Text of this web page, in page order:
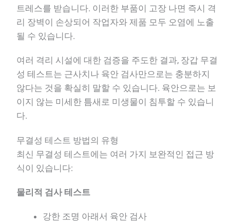
트레스를 받습니다. 이러한 부품이 고장 나면 즉시 격
리 장벽이 손상되어 작업자와 제품 모두 오염에 노출
될 수 있습니다.
여러 격리 시설에 대한 검증을 주도한 결과, 장갑 무결
성 테스트는 근사치나 육안 검사만으로는 충분하지
않다는 것을 확실히 말할 수 있습니다. 육안으로는 보
이지 않는 미세한 틈새로 미생물이 침투할 수 있습니
다.
무결성 테스트 방법의 유형
최신 무결성 테스트에는 여러 가지 보완적인 접근 방
식이 있습니다:
물리적 검사 테스트
강한 조명 아래서 육안 검사